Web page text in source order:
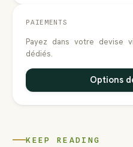
PAIEMENTS
Payez dans votre devise
dédiés.
Options
KEEP READING